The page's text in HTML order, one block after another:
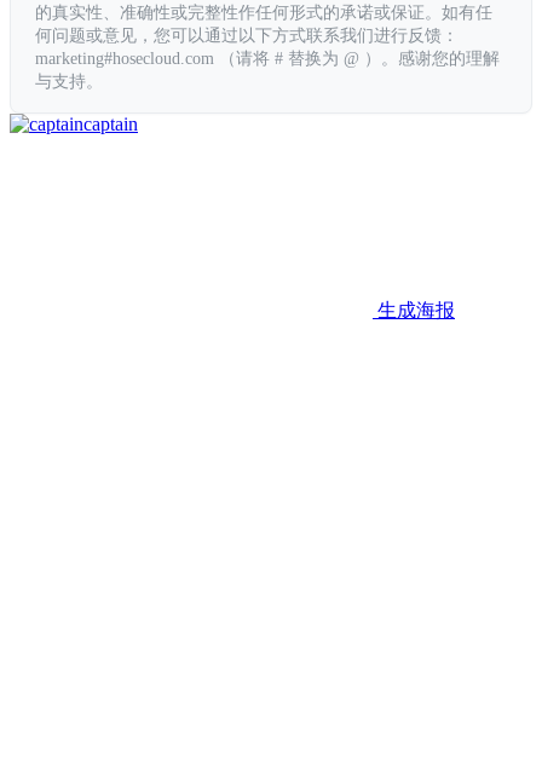
的真实性、准确性或完整性作任何形式的承诺或保证。如有任
何问题或意见，您可以通过以下方式联系我们进行反馈：
marketing#hosecloud.com （请将 # 替换为 @ ）。感谢您的理解
与支持。
captain
生成海报